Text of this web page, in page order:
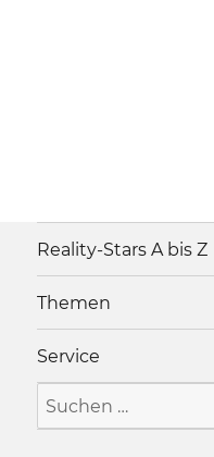
Reality-Stars A bis Z
Themen
Service
Suche
nach: